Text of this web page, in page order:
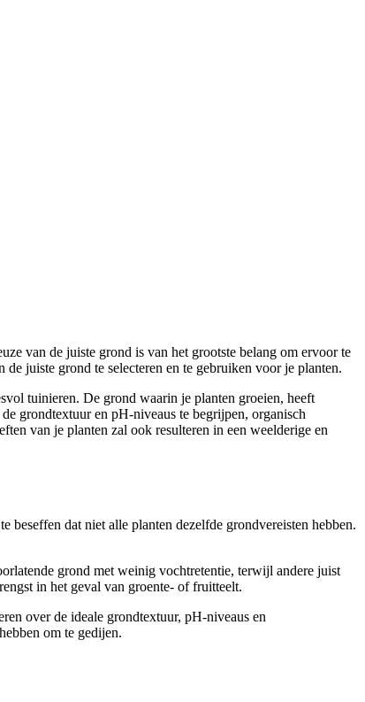
van de juiste grond is van het grootste belang om ervoor te
juiste grond te selecteren en te gebruiken voor je planten.
tuinieren. De grond waarin je planten groeien, heeft
grondtextuur en pH-niveaus te begrijpen, organisch
van je planten zal ook resulteren in een weelderige en
beseffen dat niet alle planten dezelfde grondvereisten hebben.
grond met weinig vochtretentie, terwijl andere juist
in het geval van groente- of fruitteelt.
over de ideale grondtextuur, pH-niveaus en
om te gedijen.